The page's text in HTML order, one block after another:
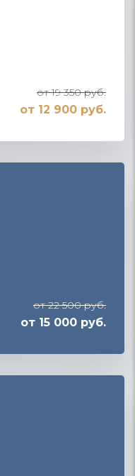
от 19 350 руб.
от 12 900 руб.
от 22 500 руб.
от 15 000 руб.